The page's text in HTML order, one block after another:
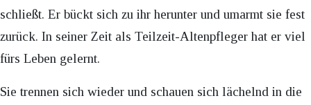
schließt. Er bückt sich zu ihr herunter und umarmt sie fest
zurück. In seiner Zeit als Teilzeit-Altenpfleger hat er viel
fürs Leben gelernt.
Sie trennen sich wieder und schauen sich lächelnd in die